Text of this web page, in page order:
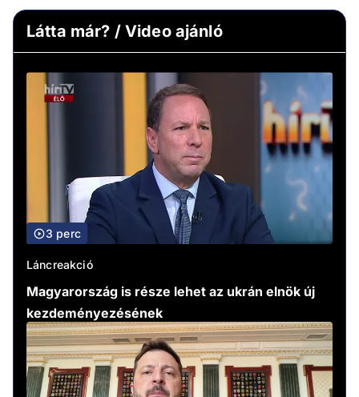
Látta már? / Video ajánló
3 perc
Láncreakció
Magyarország is része lehet az ukrán elnök új
kezdeményezésének